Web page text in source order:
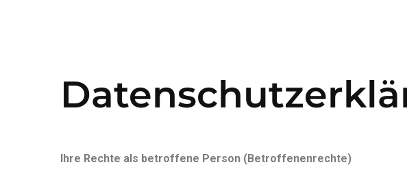
Ihre Rechte als betroffene Person (Betroffenenrechte)